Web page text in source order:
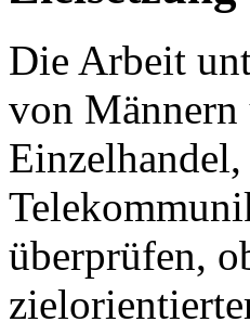
Die Arbeit
von Männern
überprüfen,